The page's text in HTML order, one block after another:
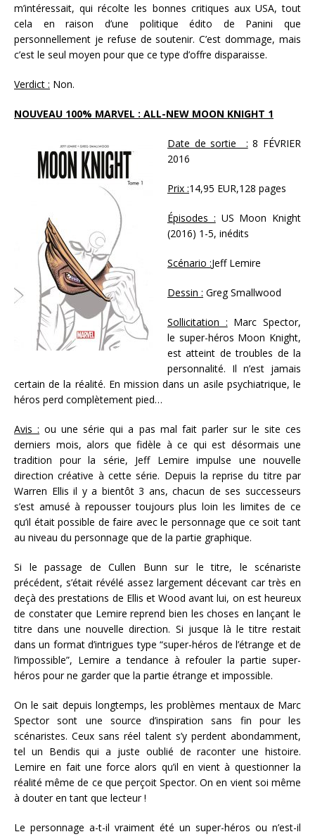
m’intéressait, qui récolte les bonnes critiques aux USA, tout
cela en raison d’une politique édito de Panini que
personnellement je refuse de soutenir. C’est dommage, mais
c’est le seul moyen pour que ce type d’offre disparaisse.
Verdict : Non.
NOUVEAU 100% MARVEL : ALL-NEW MOON KNIGHT 1
Date de sortie : 8 FÉVRIER
2016
Prix :14,95 EUR,128 pages
Épisodes : US Moon Knight
(2016) 1-5, inédits
Scénario :Jeff Lemire
Dessin : Greg Smallwood
Sollicitation : Marc Spector,
le super-héros Moon Knight,
est atteint de troubles de la
personnalité. Il n’est jamais
certain de la réalité. En mission dans un asile psychiatrique, le
héros perd complètement pied…
Avis : ou une série qui a pas mal fait parler sur le site ces
derniers mois, alors que fidèle à ce qui est désormais une
tradition pour la série, Jeff Lemire impulse une nouvelle
direction créative à cette série. Depuis la reprise du titre par
Warren Ellis il y a bientôt 3 ans, chacun de ses successeurs
s’est amusé à repousser toujours plus loin les limites de ce
qu’il était possible de faire avec le personnage que ce soit tant
au niveau du personnage que de la partie graphique.
Si le passage de Cullen Bunn sur le titre, le scénariste
précédent, s’était révélé assez largement décevant car très en
deçà des prestations de Ellis et Wood avant lui, on est heureux
de constater que Lemire reprend bien les choses en lançant le
titre dans une nouvelle direction. Si jusque là le titre restait
dans un format d’intrigues type “super-héros de l’étrange et de
l’impossible”, Lemire a tendance à refouler la partie super-
héros pour ne garder que la partie étrange et impossible.
On le sait depuis longtemps, les problèmes mentaux de Marc
Spector sont une source d’inspiration sans fin pour les
scénaristes. Ceux sans réel talent s’y perdent abondamment,
tel un Bendis qui a juste oublié de raconter une histoire.
Lemire en fait une force alors qu’il en vient à questionner la
réalité même de ce que perçoit Spector. On en vient soi même
à douter en tant que lecteur !
Le personnage a-t-il vraiment été un super-héros ou n’est-il